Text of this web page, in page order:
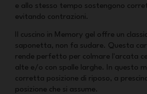
e allo stesso tempo sostengono
evitando contrazioni.
Il cuscino in Memory gel offre un
saponetta, non fa sudare. Questa
rende perfetto per colmare l'arcata
alte e/o con spalle larghe. In questo
corretta posizione di riposo, a
posizione che si assume.